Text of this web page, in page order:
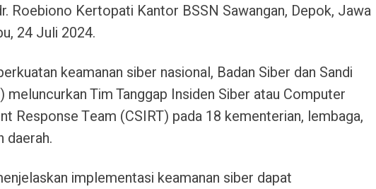
Roebiono Kertopati Kantor BSSN Sawangan, Depok, Jawa
24 Juli 2024.
keamanan siber nasional, Badan Siber dan Sandi
meluncurkan Tim Tanggap Insiden Siber atau Computer
Response Team (CSIRT) pada 18 kementerian, lembaga,
daerah.
implementasi keamanan siber dapat